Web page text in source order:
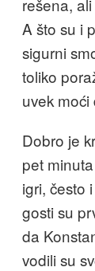
rešena,
A što su i
sigurni
toliko
uvek
Dobro je
pet
igri, često
gosti su
da
vodili su